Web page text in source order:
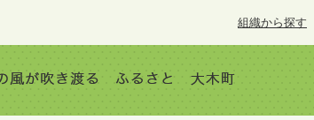
組織から探す